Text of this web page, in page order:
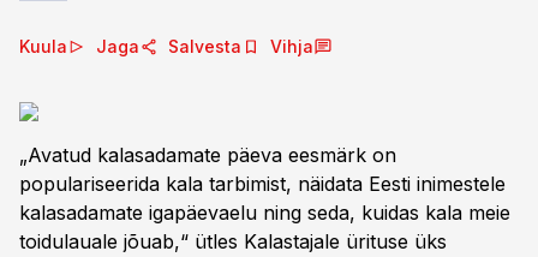
Kuula Jaga Salvesta Vihja
„Avatud kalasadamate päeva eesmärk on
populariseerida kala tarbimist, näidata Eesti inimestele
kalasadamate igapäevaelu ning seda, kuidas kala meie
toidulauale jõuab,“ ütles Kalastajale ürituse üks